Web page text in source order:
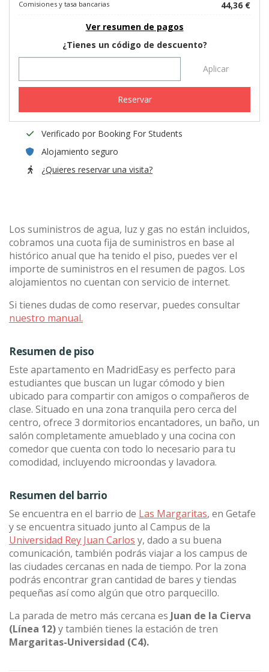
Comisiones y tasa bancarias
44,36 €
Ver resumen de pagos
¿Tienes un código de descuento?
Aplicar
Reservar
Verificado por Booking For Students
Alojamiento seguro
¿Quieres reservar una visita?
Los suministros de agua, luz y gas no están incluidos,
cobramos una cuota fija de suministros en base al
histórico anual que ha tenido el piso, puedes ver el
importe de suministros en el resumen de pagos. Los
alojamientos no cuentan con servicio de internet.
Si tienes dudas de como reservar, puedes consultar
nuestro manual.
Resumen de piso
Este apartamento en MadridEasy es perfecto para
estudiantes que buscan un lugar cómodo y bien
ubicado para compartir con amigos o compañeros de
clase. Situado en una zona tranquila pero cerca del
centro, ofrece 3 dormitorios encantadores, un baño, un
salón completamente amueblado y una cocina con
comedor que cuenta con todo lo necesario para tu
comodidad, incluyendo microondas y lavadora.
Resumen del barrio
Se encuentra en el barrio de Las Margaritas, en Getafe
y se encuentra situado junto al Campus de la
Universidad Rey Juan Carlos y, dado a su buena
comunicación, también podrás viajar a los campus de
las ciudades cercanas en nada de tiempo. Por la zona
podrás encontrar gran cantidad de bares y tiendas
pequeñas así como algún que otro parquecillo.
La parada de metro más cercana es Juan de la Cierva
(Línea 12)y también tienes la estación de tren
Margaritas-Universidad (C4).